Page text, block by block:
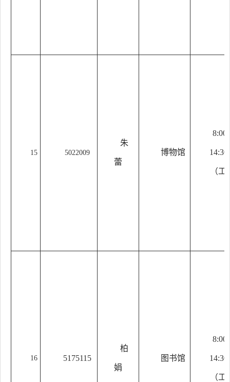
15 5022009
朱
蕾
博物馆
（
16 5175115
柏
娟
图书馆
（